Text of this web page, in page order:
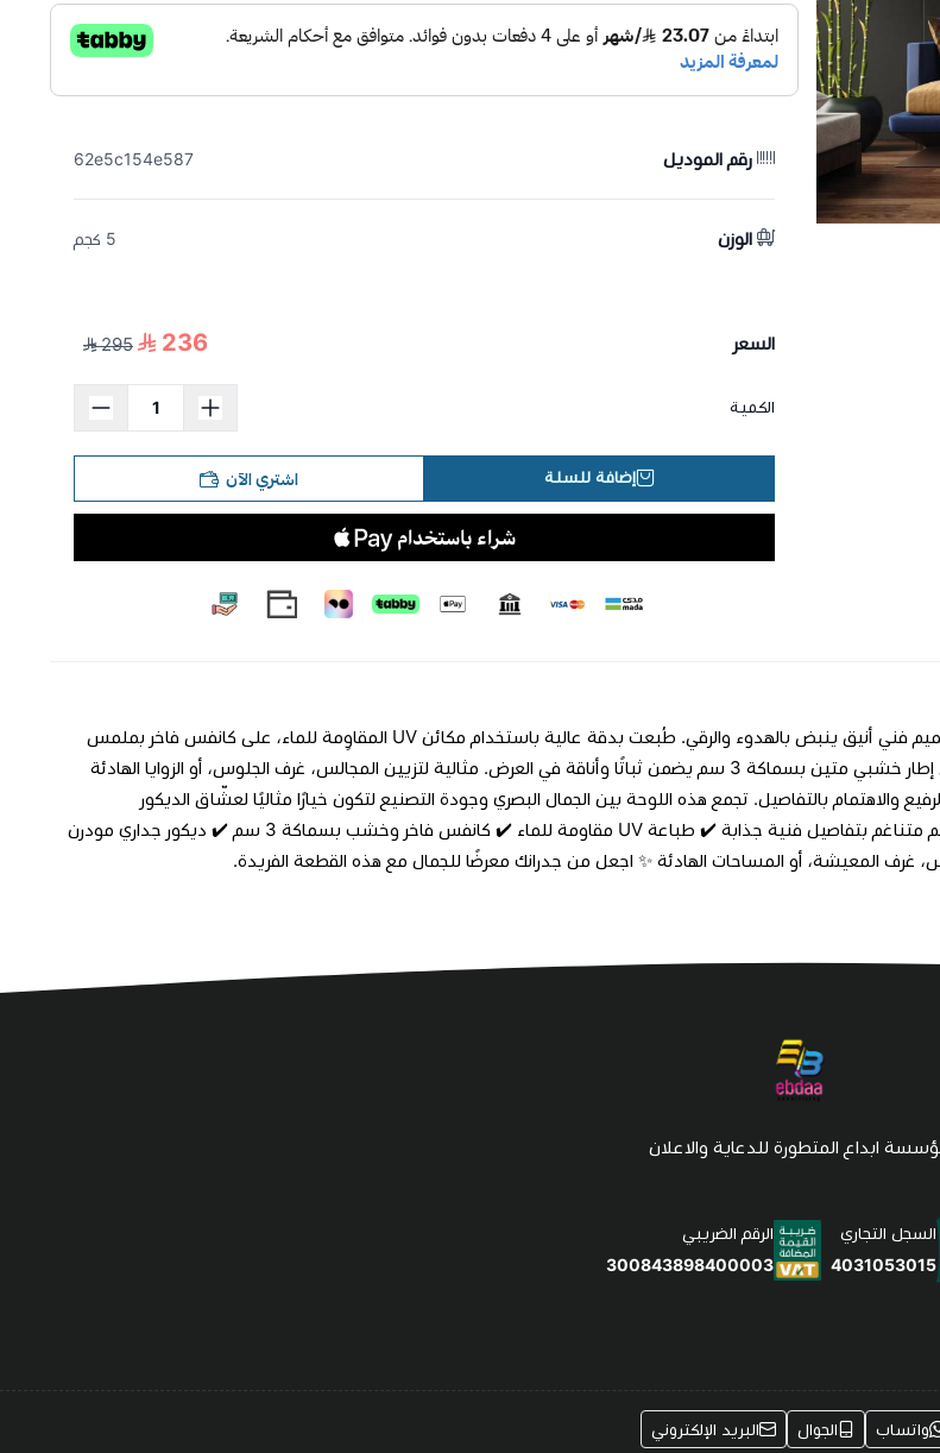
رقم الموديل 62e5c154e587
الوزن 5 كجم
السعر 236
295
الكمية
إضافة للسلة اشتري الآن
**لوحة جدارية فاخرة** تصميم فني أنيق ينبض بالهدوء والرقي. طُبعت بدقة عالية باستخدام مكائن UV المقاوِمة للماء، على كانفس فاخر بملمس
قطني طبيعي، ومثبتة على إطار خشبي متين بسماكة 3 سم يضمن ثباتًا وأناقة في العرض. مثالية لتزيين المجالس، غرف الجلوس، أو الزوايا الهادئة
والاهتمام بالتفاصيل. تجمع هذه اللوحة بين الجمال البصري وجودة التصنيع لتكون خيارًا مثاليًا لعشّاق الديكور
واللمسات المميزة. ✔️ تصميم متناغم بتفاصيل فنية جذابة ✔️ طباعة UV مقاومة للماء ✔️ كانفس فاخر وخشب بسماكة 3 سم ✔️ ديكور جداري مودرن
غرف المعيشة، أو المساحات الهادئة ✨ اجعل من جدرانك معرضًا للجمال مع هذه القطعة الفريدة.
ابداع المتطورة للدعاية والاعلان
السجل التجاري
4031053015
الرقم الضريبي
300843898400003
واتساب الجوال البريد الإلكتروني